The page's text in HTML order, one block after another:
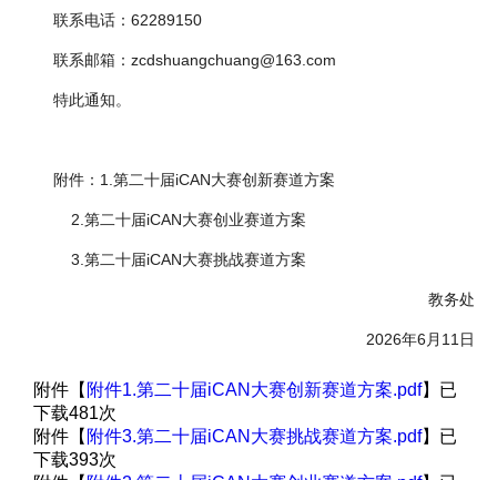
联系电话：62289150
联系邮箱：zcdshuangchuang@163.com
特此通知。
附件：1.第二十届iCAN大赛创新赛道方案
2.第二十届iCAN大赛创业赛道方案
3.第二十届iCAN大赛挑战赛道方案
教务处
2026年6月11日
附件【 附件1.第二十届iCAN大赛创新赛道方案.pdf】已
下载481次
附件【 附件3.第二十届iCAN大赛挑战赛道方案.pdf】已
下载393次